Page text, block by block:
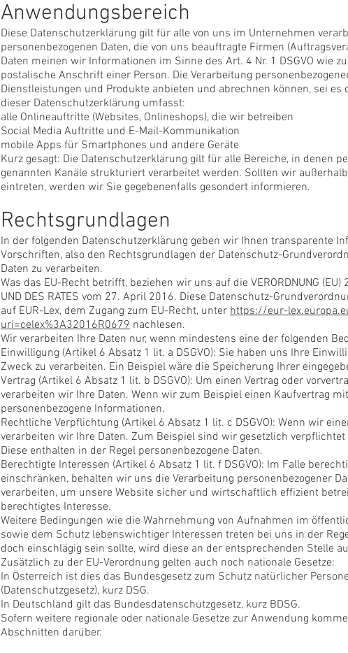
Anwendungsbereich
Diese Datenschutzerklärung gilt für alle von uns im Unternehmen
personenbezogenen Daten, die von uns beauftragte Firmen
Daten meinen wir Informationen im Sinne des Art. 4 Nr. 1 DSGVO wie
postalische Anschrift einer Person. Die Verarbeitung
Dienstleistungen und Produkte anbieten und abrechnen können, sei
dieser Datenschutzerklärung umfasst:
alle Onlineauftritte (Websites, Onlineshops), die wir betreiben
Social Media Auftritte und E-Mail-Kommunikation
mobile Apps für Smartphones und andere Geräte
Kurz gesagt: Die Datenschutzerklärung gilt für alle Bereiche, in denen
genannten Kanäle strukturiert verarbeitet werden. Sollten wir
eintreten, werden wir Sie gegebenenfalls gesondert informieren.
Rechtsgrundlagen
In der folgenden Datenschutzerklärung geben wir Ihnen transparente
Vorschriften, also den Rechtsgrundlagen der Datenschutz-
Daten zu verarbeiten.
Was das EU-Recht betrifft, beziehen wir uns auf die VERORDNUNG (EU)
UND DES RATES vom 27. April 2016. Diese Datenschutz-
auf EUR-Lex, dem Zugang zum EU-Recht, unter https://eur-
uri=celex%3A32016R0679 nachlesen.
Wir verarbeiten Ihre Daten nur, wenn mindestens eine der folgenden
Einwilligung (Artikel 6 Absatz 1 lit. a DSGVO): Sie haben uns Ihre
Zweck zu verarbeiten. Ein Beispiel wäre die Speicherung Ihrer
Vertrag (Artikel 6 Absatz 1 lit. b DSGVO): Um einen Vertrag oder
verarbeiten wir Ihre Daten. Wenn wir zum Beispiel einen Kaufvertrag
personenbezogene Informationen.
Rechtliche Verpflichtung (Artikel 6 Absatz 1 lit. c DSGVO): Wenn wir
verarbeiten wir Ihre Daten. Zum Beispiel sind wir gesetzlich
Diese enthalten in der Regel personenbezogene Daten.
Berechtigte Interessen (Artikel 6 Absatz 1 lit. f DSGVO): Im Falle
einschränken, behalten wir uns die Verarbeitung personenbezogener
verarbeiten, um unsere Website sicher und wirtschaftlich effizient
berechtigtes Interesse.
Weitere Bedingungen wie die Wahrnehmung von Aufnahmen im
sowie dem Schutz lebenswichtiger Interessen treten bei uns in der
doch einschlägig sein sollte, wird diese an der entsprechenden Stelle
Zusätzlich zu der EU-Verordnung gelten auch noch nationale Gesetze:
In Österreich ist dies das Bundesgesetz zum Schutz natürlicher
(Datenschutzgesetz), kurz DSG.
In Deutschland gilt das Bundesdatenschutzgesetz, kurz BDSG.
Sofern weitere regionale oder nationale Gesetze zur Anwendung
Abschnitten darüber.